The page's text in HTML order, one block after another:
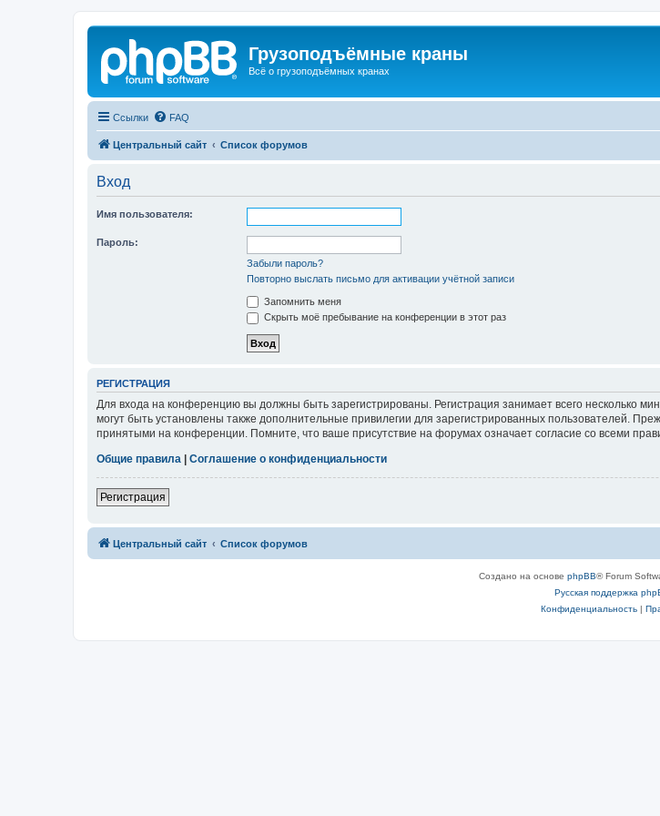
Грузоподъёмные краны
Всё о грузоподъёмных кранах
Ссылки FAQ
Центральный сайт Список форумов
Вход
Имя пользователя:
Пароль:
Забыли пароль?
Повторно выслать письмо для активации учётной записи
Запомнить меня
Скрыть моё пребывание на конференции в этот раз
РЕГИСТРАЦИЯ
Для входа на конференцию вы должны быть зарегистрированы. Регистрация занимает всего несколько
могут быть установлены также дополнительные привилегии для зарегистрированных пользователей.
принятыми на конференции. Помните, что ваше присутствие на форумах означает согласие со всеми
Общие правила
Соглашение о конфиденциальности
Регистрация
Центральный сайт Список форумов
Создано на основе phpBB® Forum
Русская поддержка
Конфиденциальность|